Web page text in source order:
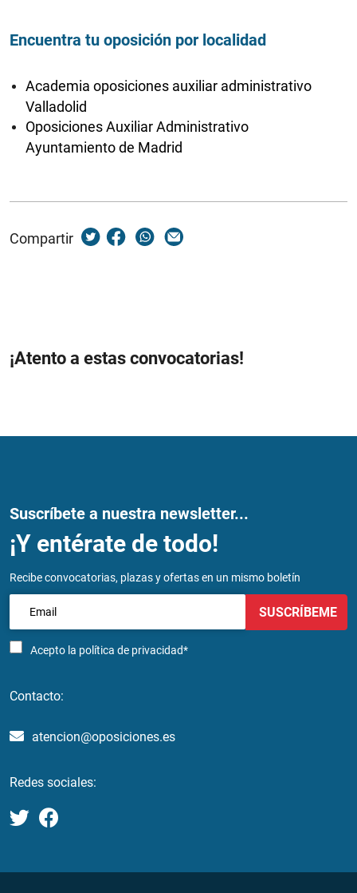
Encuentra tu oposición por localidad
Academia oposiciones auxiliar administrativo
Valladolid
Oposiciones Auxiliar Administrativo
Ayuntamiento de Madrid
Compartir
¡Atento a estas convocatorias!
Suscríbete a nuestra newsletter...
¡Y entérate de todo!
Recibe convocatorias, plazas y ofertas en un mismo boletín
Acepto la política de privacidad*
SUSCRÍBEME
Contacto:
atencion@oposiciones.es
Redes sociales: